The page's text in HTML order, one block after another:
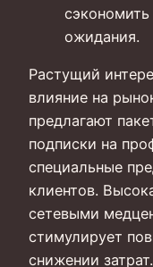
ожидания.
Растущий
влияние на
предлагают
подписки на
специальные
клиентов.
сетевыми
стимулирует
снижении затрат.